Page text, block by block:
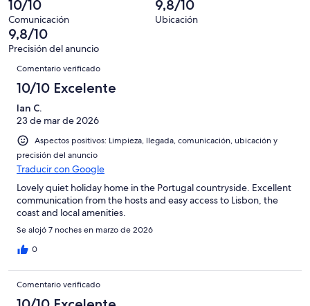
10
-
Excelente
puntuación
de
8
-
Bueno
una
puntuación
de
6
Normal
82
con
una
puntuación
de
Mediocre
de
82
con
puntuación
de
10/10
Comunicación
9,8/10
Ubicación
9,8/10
Precisión del anuncio
Comentarios
Comentario verificado
10/10 Excelente
Ian C.
23 de mar de 2026
Aspectos positivos: Limpieza, llegada, comunicación, ubicación y
precisión del anuncio
Traducir con Google
Lovely quiet holiday home in the Portugal countryside. Excellent
communication from the hosts and easy access to Lisbon, the
coast and local amenities.
Se alojó 7 noches en marzo de 2026
0
Comentario verificado